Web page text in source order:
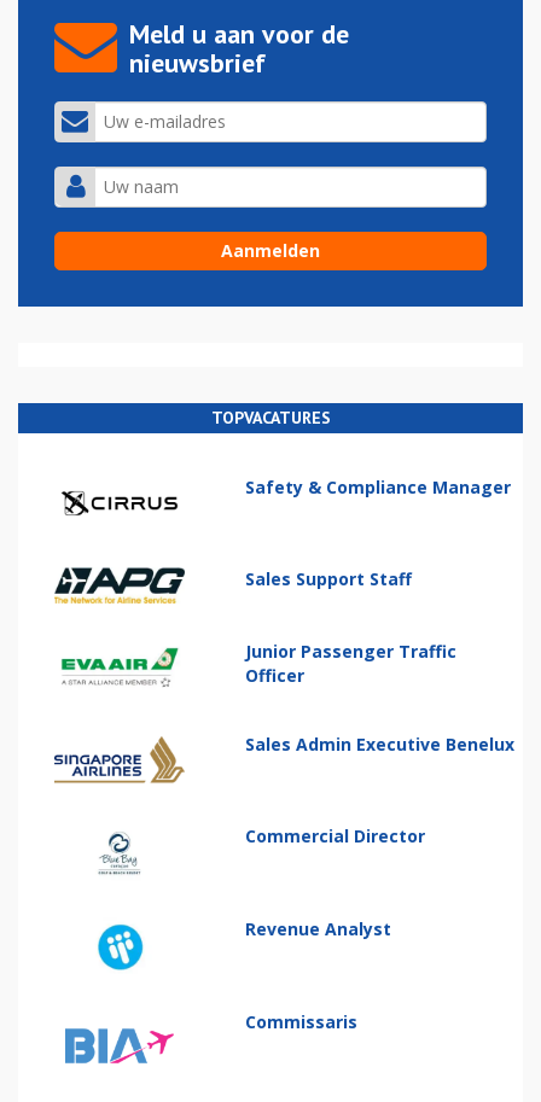
Meld u aan voor de
nieuwsbrief
TOPVACATURES
Safety & Compliance Manager
Sales Support Staff
Junior Passenger Traffic
Officer
Sales Admin Executive Benelux
Commercial Director
Revenue Analyst
Commissaris